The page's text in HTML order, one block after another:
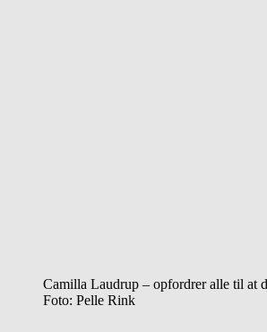
Camilla Laudrup – opfordrer alle til at
Foto: Pelle Rink